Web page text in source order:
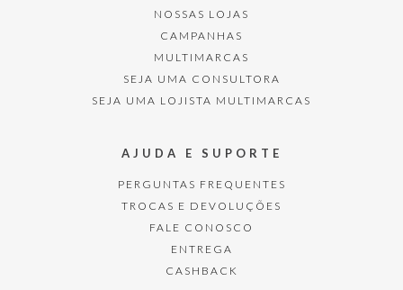
NOSSAS LOJAS
CAMPANHAS
MULTIMARCAS
SEJA UMA CONSULTORA
SEJA UMA LOJISTA MULTIMARCAS
AJUDA E SUPORTE
PERGUNTAS FREQUENTES
TROCAS E DEVOLUÇÕES
FALE CONOSCO
ENTREGA
CASHBACK